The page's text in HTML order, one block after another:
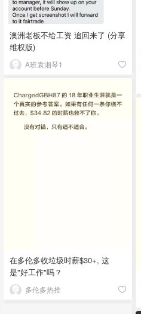
澳洲老板不给工资 追回来了 (分享
维权版)
A班袁湘琴1
在多伦多收垃圾时薪$30+, 这
是"好工作"吗？
多伦多热推